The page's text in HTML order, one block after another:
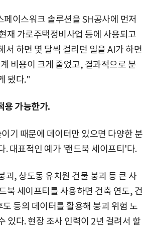
페이스워크 솔루션을 SH공사에 먼저
재 가로주택정비사업 등에 사용되고
서 하면 몇 달씩 걸리던 일을 AI가 하면
비용이 크게 줄었고, 결과적으로 분
됐다."
용 가능한가.
기 때문에 데이터만 있으면 다양한 분
. 대표적인 예가 '랜드북 세이프티'다.
괴, 상도동 유치원 건물 붕괴 등 큰 사
북 세이프티를 사용하면 건축 연도, 건
등의 데이터를 활용해 붕괴 위험 노
있다. 현장 조사 인력이 2년 걸려서 할